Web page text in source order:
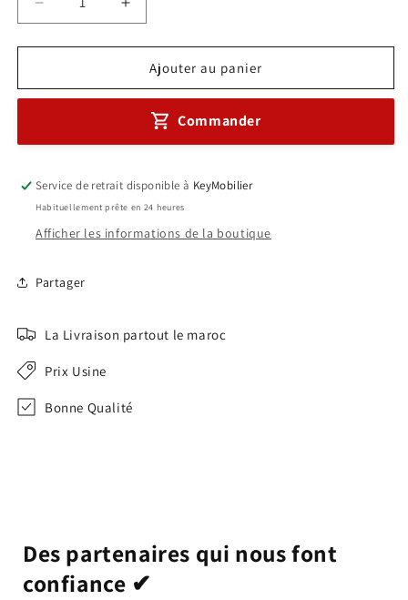
Réduire
la
quantité
BUREAU
A0789
Augmenter
la
quantité
BUREAU
A0789
Ajouter au panier
Commander
Service de retrait disponible à KeyMobilier
Habituellement prête en 24 heures
Afficher les informations de la boutique
Partager
La Livraison partout le maroc
Prix Usine
Bonne Qualité
Des partenaires qui nous font
confiance ✔